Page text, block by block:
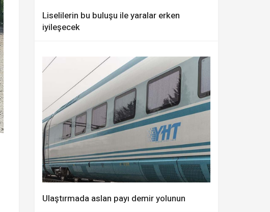
Liselilerin bu buluşu ile yaralar erken
iyileşecek
Ulaştırmada aslan payı demir yolunun